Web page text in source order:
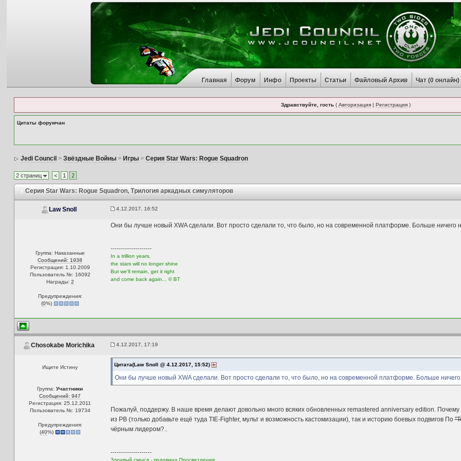
Главная Форум Инфо Проекты Статьи Файловый Архив Чат (0 онлайн)
Здравствуйте, гость( Авторизация| Регистрация)
Цитаты форумчан
Jedi Council > Звёздные Войны> Игры> Серия Star Wars: Rogue Squadron
2 страниц < 1 2
Серия Star Wars: Rogue Squadron, Трилогия аркадных симуляторов
Law Snoll 4.12.2017, 16:52
Группа: Наказанные
Сообщений: 1938
Регистрация: 1.10.2009
Пользователь №: 16092
Награды: 2
Предупреждения:
(0%)
Они бы лучше новый XWA сделали. Вот просто сделали то, что было, но на современной платформе. Больше ничего
--------------------
In a trillion years,
the stars will no longer shine
But we'll remain, get it right
and come back again... © BT
Chosokabe Morichika 4.12.2017, 17:19
Ищите Истину
Группа:Участники
Сообщений: 947
Регистрация: 25.12.2011
Пользователь №: 19734
Предупреждения:
(40%)
Цитата(Law Snoll @ 4.12.2017, 15:52)
Они бы лучше новый XWA сделали. Вот просто сделали то, что было, но на современной платформе. Больше
Пожалуй, поддержу. В наше время делают довольно много всяких обновленных remastered anniversary edition.
из РВ (только добавьте ещё туда TIE-Fighter, мульт и возможность кастомизации), так и историю боевых подвигов По
чёрным лидером?..
--------------------
Здравый смысл - половина Просветления.